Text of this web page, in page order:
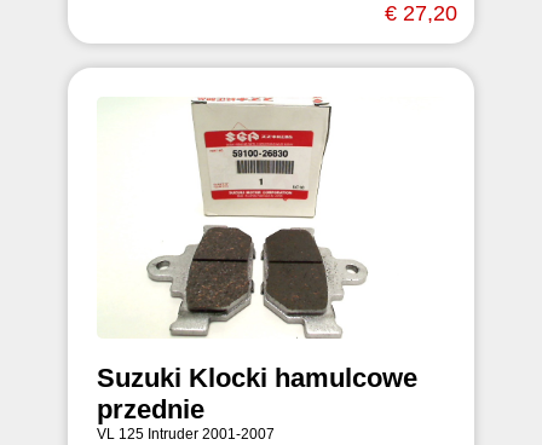
€ 27,20
Suzuki Klocki hamulcowe
przednie
VL 125 Intruder 2001-2007